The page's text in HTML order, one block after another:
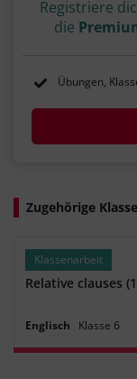
Registriere
die
Übungen,
Zugehörige
Klassenarbeit
Relative clauses
Englisch Klasse 6